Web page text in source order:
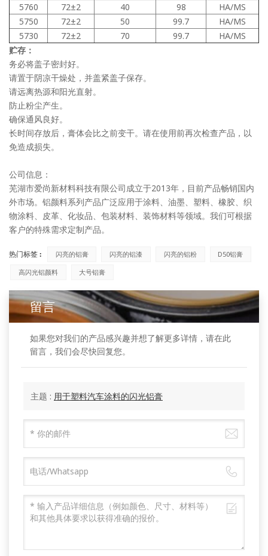
5760
72±2 40 98
HA/MS
5750
72±2 50 99.7
HA/MS
5730
72±2 70 99.7
HA/MS
贮存：
务必将盖子密封好。
请置于阴凉干燥处，并盖紧盖子保存。
请远离热源和阳光直射。
防止粉尘产生。
确保通风良好。
长时间存放后，膏体会比之前变干。请在使用前再次检查产品，以
免造成损失。
公司信息：
芜湖市爱尚新材料科技有限公司成立于2013年，目前产品畅销国内
外市场。铝颜料系列产品广泛应用于涂料、油墨、塑料、橡胶、织
物涂料、皮革、化妆品、包装材料、装饰材料等领域。我们可根据
客户的特殊需求定制产品。
热门标签 : 闪亮的铝膏 闪亮的铝漆 闪亮的铝粉
D50铝膏
高闪光铝颜料
大号铝膏
留言
如果您对我们的产品感兴趣并想了解更多详情，请在此
留言，我们会尽快回复您。
主题 : 用于塑料汽车涂料的闪光铝膏